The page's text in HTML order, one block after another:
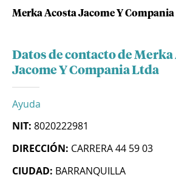
Merka Acosta Jacome Y
Datos de contacto de Merka
Jacome Y Compania Ltda
Ayuda
NIT: 8020222981
DIRECCIÓN: CARRERA 44 59 03
CIUDAD: BARRANQUILLA